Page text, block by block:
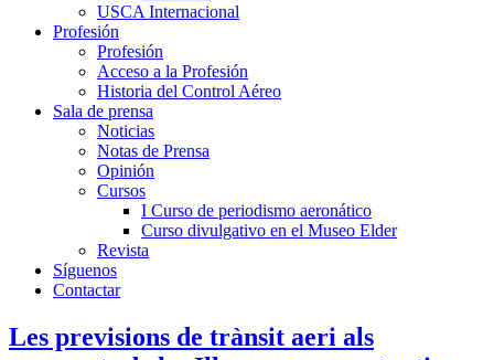
USCA Internacional
Profesión
Profesión
Acceso a la Profesión
Historia del Control Aéreo
Sala de prensa
Noticias
Notas de Prensa
Opinión
Cursos
I Curso de periodismo aeronático
Curso divulgativo en el Museo Elder
Revista
Síguenos
Contactar
Les previsions de trànsit aeri als